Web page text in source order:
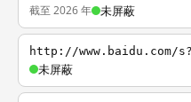
截至 2026 年 未屏蔽
http://www.baidu.com/
未屏蔽